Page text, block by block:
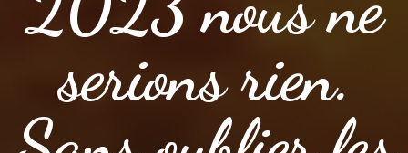
serions rien.